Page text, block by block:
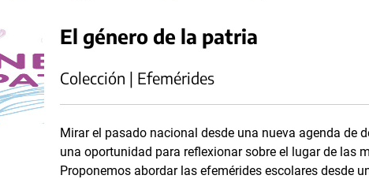
El género de la patria
Colección | Efemérides
Mirar el pasado nacional desde una nueva agenda de
una oportunidad para reflexionar sobre el lugar de las
Proponemos abordar las efemérides escolares desde